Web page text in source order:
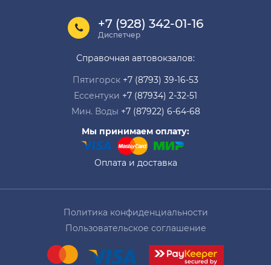
+7 (928) 342-01-16
Диспетчер
Справочная автовокзалов:
Пятигорск +7 (8793) 39-16-53
Ессентуки +7 (87934) 2-32-51
Мин. Воды +7 (87922) 6-64-68
Мы принимаем оплату:
Оплата и доставка
Политика конфиденциальности
Пользовательское соглашение